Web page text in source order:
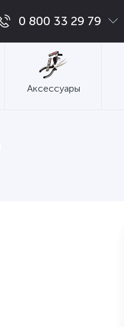
0 800 33 29 79
Аксессуары